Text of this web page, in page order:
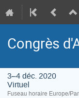
Congrès
3–4 déc. 2020
Virtuel
Fuseau horaire Europe/